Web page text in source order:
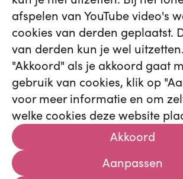
afspelen van YouTube video's
cookies van derden geplaatst.
van derden kun je wel
"Akkoord" als je akkoord gaat
gebruik van cookies, klik op
voor meer informatie en om
welke cookies deze website
Akkoord
Aanpassen
VacaturesVakgebieden
Maak kennis met onsContact Job
Privacystatement